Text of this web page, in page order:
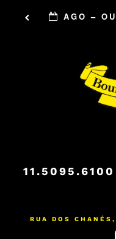
AGO –
11.5095.6100
RUA DOS